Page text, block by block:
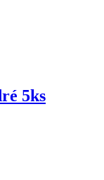
5ks